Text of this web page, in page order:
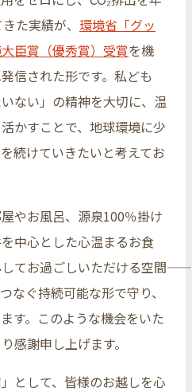
た実績が、 環境省「グッ
臣賞（優秀賞）受賞を機
信された形です。私ども
ない」の精神を大切に、温
かすことで、地球環境に少
続けていきたいと考えてお
やお風呂、源泉100％掛け
中心とした心温まるお食
てお過ごしいただける空間――
なぐ持続可能な形で守り、
す。このような機会をいた
感謝申し上げます。
として、皆様のお越しを心